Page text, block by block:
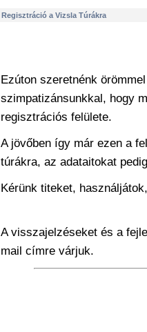
Regisztráció a Vizsla Túrákra
Ezúton szeretnénk
szimpatizánsunkkal, hogy
regisztrációs felülete.
A jövőben így már ezen a
túrákra, az adataitokat
Kérünk titeket,
A visszajelzéseket és a
mail címre várjuk.